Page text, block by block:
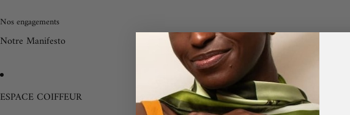
Nos engagements
Notre Manifesto
ESPACE COIFFEUR